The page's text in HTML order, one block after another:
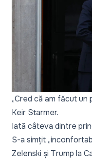
„Cred că am făcut un
Keir Starmer.
Iată câteva dintre
S-a simțit
Zelenski și Trump la